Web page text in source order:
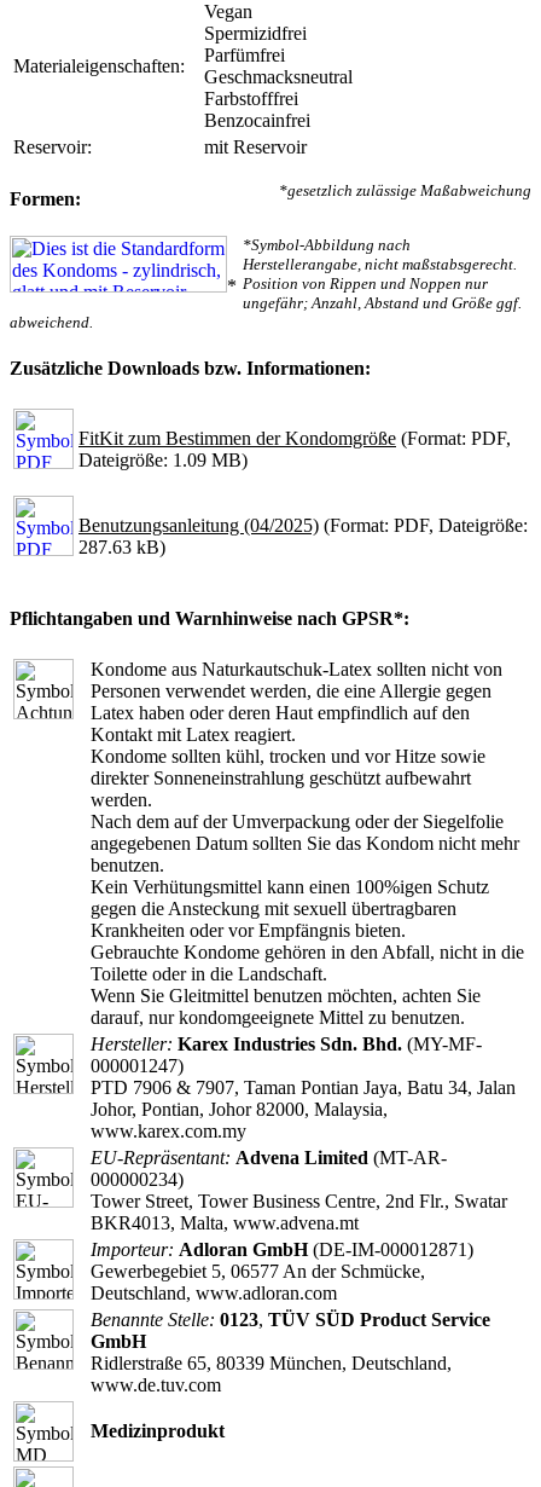
Materialeigenschaften:
Vegan
Spermizidfrei
Parfümfrei
Geschmacksneutral
Farbstofffrei
Benzocainfrei
Reservoir:
mit Reservoir
*gesetzlich zulässige Maßabweichung
Formen:
*
*Symbol-Abbildung nach
Herstellerangabe, nicht maßstabsgerecht.
Position von Rippen und Noppen nur
ungefähr; Anzahl, Abstand und Größe ggf.
abweichend.
Zusätzliche Downloads bzw. Informationen:
FitKit zum Bestimmen der Kondomgröße (Format: PDF,
Dateigröße: 1.09 MB)
Benutzungsanleitung (04/2025) (Format: PDF, Dateigröße:
287.63 kB)
Pflichtangaben und Warnhinweise nach GPSR*:
Kondome aus Naturkautschuk-Latex sollten nicht von
Personen verwendet werden, die eine Allergie gegen
Latex haben oder deren Haut empfindlich auf den
Kontakt mit Latex reagiert.
Kondome sollten kühl, trocken und vor Hitze sowie
direkter Sonneneinstrahlung geschützt aufbewahrt
werden.
Nach dem auf der Umverpackung oder der Siegelfolie
angegebenen Datum sollten Sie das Kondom nicht mehr
benutzen.
Kein Verhütungsmittel kann einen 100%igen Schutz
gegen die Ansteckung mit sexuell übertragbaren
Krankheiten oder vor Empfängnis bieten.
Gebrauchte Kondome gehören in den Abfall, nicht in die
Toilette oder in die Landschaft.
Wenn Sie Gleitmittel benutzen möchten, achten Sie
darauf, nur kondomgeeignete Mittel zu benutzen.
Hersteller: Karex Industries Sdn. Bhd. (MY-MF-
000001247)
PTD 7906 & 7907, Taman Pontian Jaya, Batu 34, Jalan
Johor, Pontian, Johor 82000, Malaysia,
www.karex.com.my
EU-Repräsentant: Advena Limited (MT-AR-
000000234)
Tower Street, Tower Business Centre, 2nd Flr., Swatar
BKR4013, Malta, www.advena.mt
Importeur: Adloran GmbH(DE-IM-000012871)
Gewerbegebiet 5, 06577 An der Schmücke,
Deutschland, www.adloran.com
Benannte Stelle: 0123, TÜV SÜD Product Service
GmbH
Ridlerstraße 65, 80339 München, Deutschland,
www.de.tuv.com
Medizinprodukt